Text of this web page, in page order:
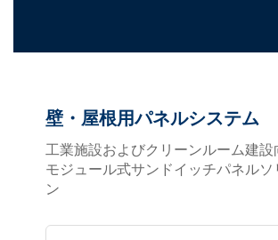
壁・屋根用パネルシステム
工業施設およびクリーンルーム建設
モジュール式サンドイッチパネルソ
ン